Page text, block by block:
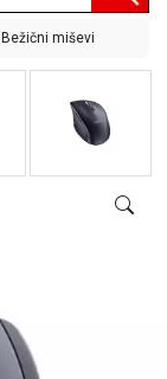
Bežični miševi